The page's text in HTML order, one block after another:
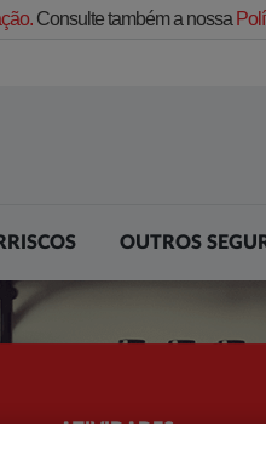
Consulte também a nossa
OUTROS
ATIVIDADES